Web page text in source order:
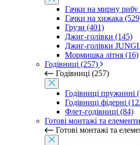
Гачки на мирну рибу
Гачки на хижака
Грузи (401)
Джиг-голівки (145)
Джиг-голівки
Мормишка літня (16)
Годівниці (257)
Годівниці (257)
Годівниці пружинні
Годівниці фідерні
Флет-годівниці (84)
Готові монтажі та
Готові монтажі та